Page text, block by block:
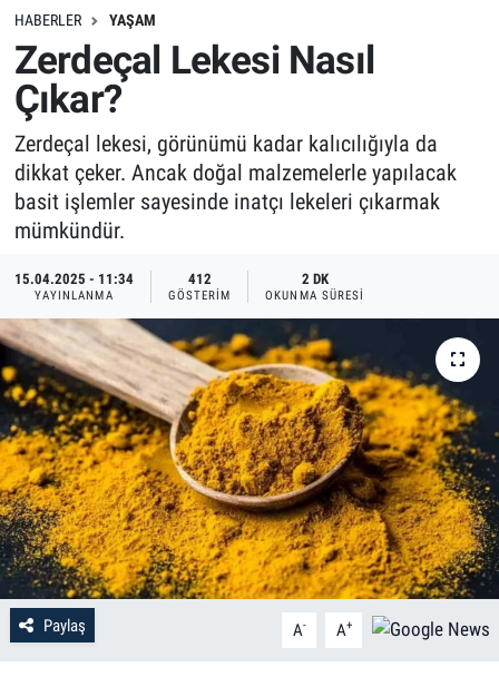
HABERLER YAŞAM
Zerdeçal Lekesi Nasıl
Çıkar?
Zerdeçal lekesi, görünümü kadar kalıcılığıyla da
dikkat çeker. Ancak doğal malzemelerle yapılacak
basit işlemler sayesinde inatçı lekeleri çıkarmak
mümkündür.
15.04.2025 - 11:34
YAYINLANMA
412
GÖSTERIM
2 DK
OKUNMA SÜRESI
Paylaş A- A+